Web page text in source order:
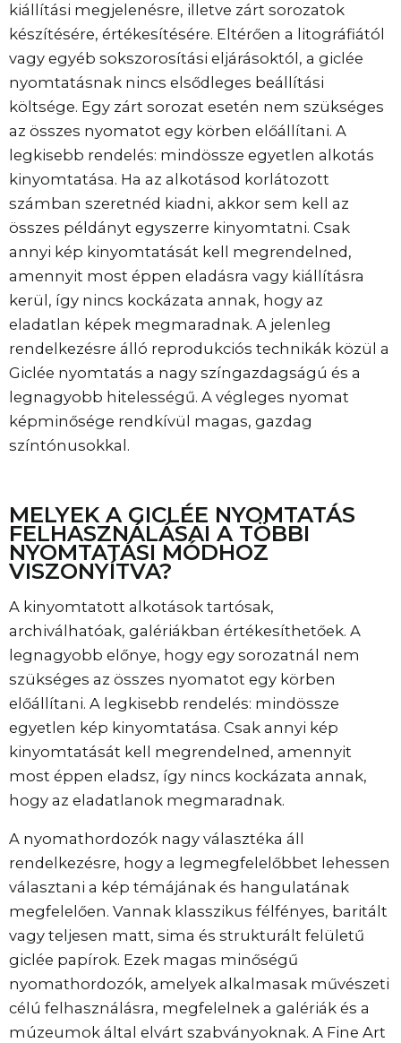
kiállítási megjelenésre, illetve zárt sorozatok
készítésére, értékesítésére. Eltérően a litográfiától
vagy egyéb sokszorosítási eljárásoktól, a giclée
nyomtatásnak nincs elsődleges beállítási
költsége. Egy zárt sorozat esetén nem szükséges
az összes nyomatot egy körben előállítani. A
legkisebb rendelés: mindössze egyetlen alkotás
kinyomtatása. Ha az alkotásod korlátozott
számban szeretnéd kiadni, akkor sem kell az
összes példányt egyszerre kinyomtatni. Csak
annyi kép kinyomtatását kell megrendelned,
amennyit most éppen eladásra vagy kiállításra
kerül, így nincs kockázata annak, hogy az
eladatlan képek megmaradnak. A jelenleg
rendelkezésre álló reprodukciós technikák közül a
Giclée nyomtatás a nagy színgazdagságú és a
legnagyobb hitelességű. A végleges nyomat
képminősége rendkívül magas, gazdag
színtónusokkal.
MELYEK A GICLÉE NYOMTATÁS
FELHASZNÁLÁSAI A TÖBBI
NYOMTATÁSI MÓDHOZ
VISZONYÍTVA?
A kinyomtatott alkotások tartósak,
archiválhatóak, galériákban értékesíthetőek. A
legnagyobb előnye, hogy egy sorozatnál nem
szükséges az összes nyomatot egy körben
előállítani. A legkisebb rendelés: mindössze
egyetlen kép kinyomtatása. Csak annyi kép
kinyomtatását kell megrendelned, amennyit
most éppen eladsz, így nincs kockázata annak,
hogy az eladatlanok megmaradnak.
A nyomathordozók nagy választéka áll
rendelkezésre, hogy a legmegfelelőbbet lehessen
választani a kép témájának és hangulatának
megfelelően. Vannak klasszikus félfényes, baritált
vagy teljesen matt, sima és strukturált felületű
giclée papírok. Ezek magas minőségű
nyomathordozók, amelyek alkalmasak művészeti
célú felhasználásra, megfelelnek a galériák és a
múzeumok által elvárt szabványoknak. A Fine Art